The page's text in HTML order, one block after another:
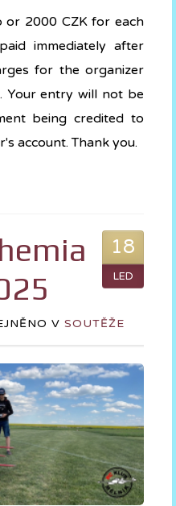
or 2000 CZK for each
immediately after
for the organizer
Your entry will not be
being credited to
account. Thank you.
18
LED
V SOUTĚŽE